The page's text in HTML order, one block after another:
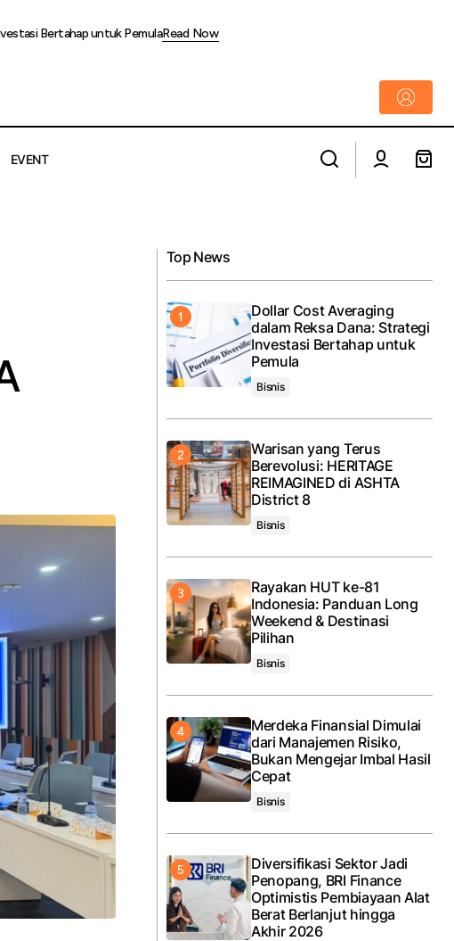
Bertahap untuk PemulaRead Now
EVENT
Top News
Dollar Cost Averaging
dalam Reksa Dana: Strategi
Investasi Bertahap untuk
Pemula
Bisnis
Warisan yang Terus
Berevolusi: HERITAGE
REIMAGINED di ASHTA
District 8
Bisnis
Rayakan HUT ke-81
Indonesia: Panduan Long
Weekend & Destinasi
Pilihan
Bisnis
Merdeka Finansial Dimulai
dari Manajemen Risiko,
Bukan Mengejar Imbal Hasil
Cepat
Bisnis
Diversifikasi Sektor Jadi
Penopang, BRI Finance
Optimistis Pembiayaan Alat
Berat Berlanjut hingga
Akhir 2026